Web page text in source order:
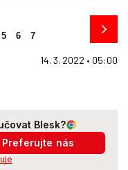
5 6 7
14. 3. 2022 • 05:00
Blesk?
Preferujte nás